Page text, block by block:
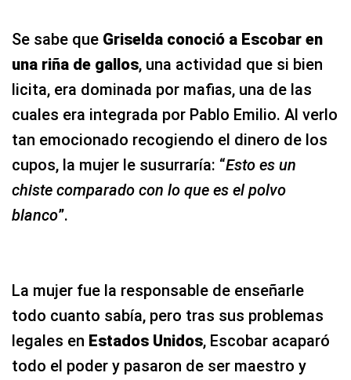
Se sabe que Griselda conoció a Escobar en
una riña de gallos, una actividad que si bien
licita, era dominada por mafias, una de las
cuales era integrada por Pablo Emilio. Al verlo
tan emocionado recogiendo el dinero de los
cupos, la mujer le susurraría: “Esto es un
chiste comparado con lo que es el polvo
blanco”.
La mujer fue la responsable de enseñarle
todo cuanto sabía, pero tras sus problemas
legales en Estados Unidos, Escobar acaparó
todo el poder y pasaron de ser maestro y